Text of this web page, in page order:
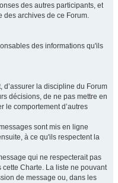
des autres participants, et
des archives de ce Forum.
des informations qu'ils
d’assurer la discipline du Forum
décisions, de ne pas mettre en
le comportement d’autres
sont mis en ligne
à ce qu'ils respectent la
qui ne respecterait pas
Charte. La liste ne pouvant
de message ou, dans les